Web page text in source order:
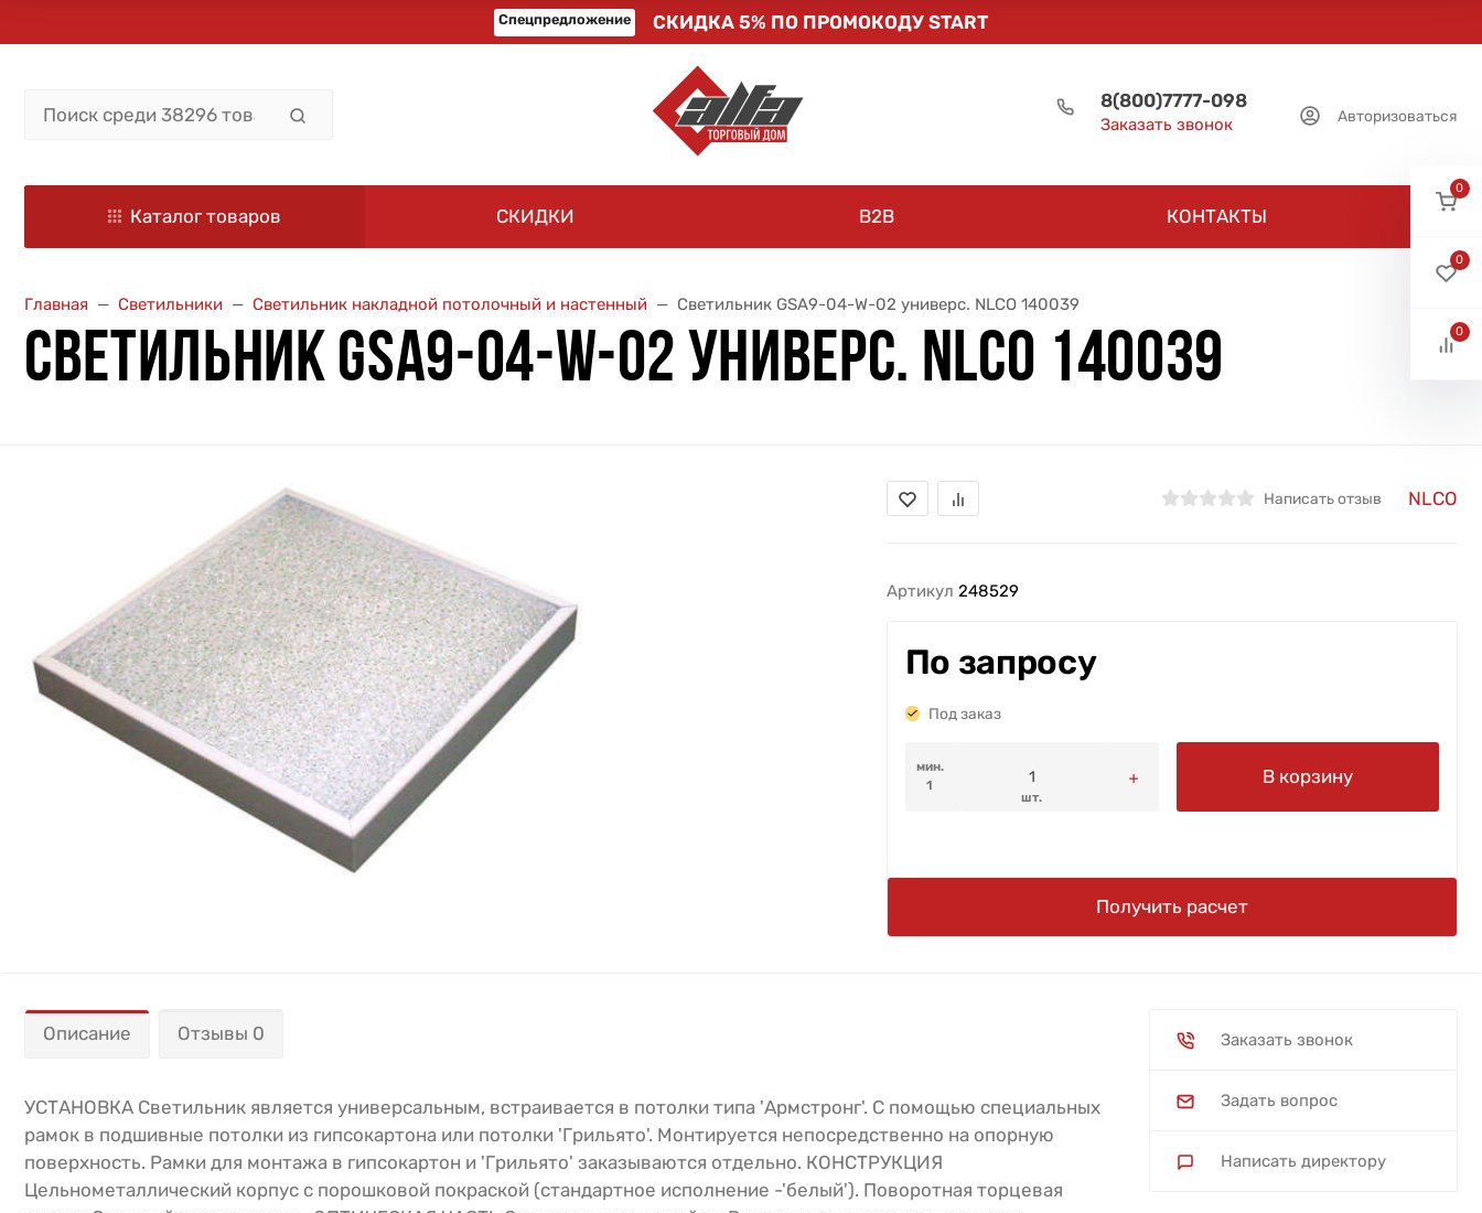
Спецпредложение СКИДКА 5% ПО ПРОМОКОДУ START
8(800)7777-098
Заказать звонок Авторизоваться
Каталог товаров СКИДКИ B2B КОНТАКТЫ
Главная Светильники Светильник накладной потолочный и настенный Светильник GSA9-04-W-02 универс. NLCO 140039
СВЕТИЛЬНИК GSA9-04-W-02 УНИВЕРС. NLCO 140039
Написать отзыв NLCO
Артикул 248529
По запросу
Под заказ
мин.
1
шт.
В корзину
Получить расчет
Описание Отзывы 0
УСТАНОВКА Светильник является универсальным, встраивается в потолки типа 'Армстронг'. С помощью специальных
рамок в подшивные потолки из гипсокартона или потолки 'Грильято'. Монтируется непосредственно на опорную
поверхность. Рамки для монтажа в гипсокартон и 'Грильято' заказываются отдельно. КОНСТРУКЦИЯ
Цельнометаллический корпус с порошковой покраской (стандартное исполнение -'белый'). Поворотная торцевая
Заказать звонок
Задать вопрос
Написать директору
0
0
0